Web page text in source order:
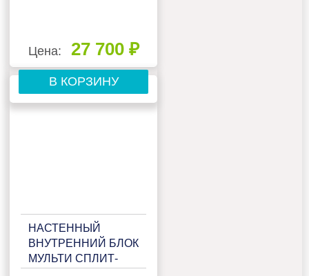
Цена: 27 700 ₽
В КОРЗИНУ
НАСТЕННЫЙ
ВНУТРЕННИЙ БЛОК
МУЛЬТИ СПЛИТ-